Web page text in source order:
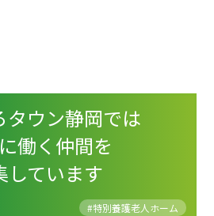
タウン静岡では
働く仲間を
しています
#特別養護老人ホーム